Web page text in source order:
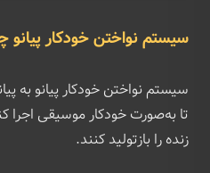
سیستم نواختن خودکار
سیستم نواختن خودکار پیانو به
تا به‌صورت خودکار موسیقی اجرا
زنده را بازتولید کنند.